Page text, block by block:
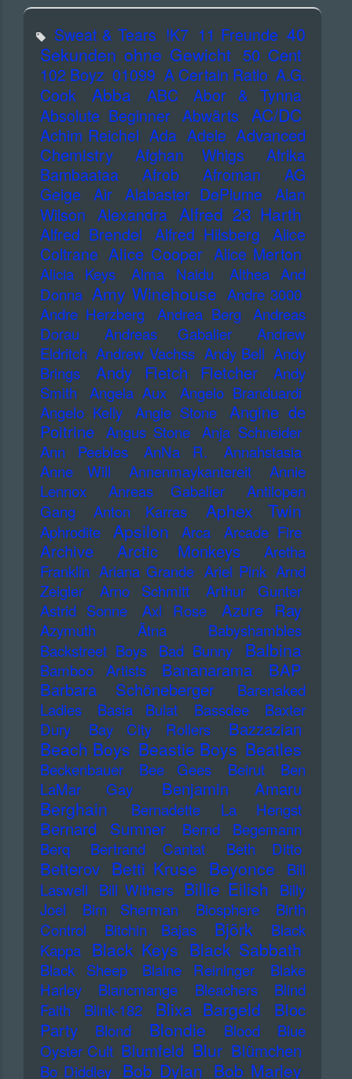
Sweat & Tears !K7 11 Freunde 40
Sekunden ohne Gewicht 50 Cent
102 Boyz 01099 A Certain Ratio A.G.
Cook
Abba ABC
Abor & Tynna
Absolute Beginner Abwärts AC/DC
Achim Reichel Ada Adele Advanced
Chemistry
Afghan Whigs
Afrika
Bambaataa
Afrob Afroman
AG
Geige
Air Alabaster DePlume
Alan
Wilson Alexandra Alfred 23 Harth
Alfred Brendel Alfred Hilsberg
Alice
Coltrane Alice Cooper Alice Merton
Alicia Keys Alma Naidu
Althea And
Donna Amy Winehouse Andre 3000
Andre Herzberg
Andrea Berg
Andreas
Dorau
Andreas Gabalier
Andrew
Eldritch Andrew Vachss Andy Bell Andy
Brings
Andy Fletch Fletcher
Andy
Smith
Angela Aux
Angelo Branduardi
Angelo Kelly
Angie Stone
Angine de
Poitrine Angus Stone Anja Schneider
Ann Peebles
AnNa R.
Annahstasia
Anne Will
Annenmaykantereit
Annie
Lennox
Anreas Gabalier
Antilopen
Gang
Anton Karras Aphex Twin
Aphrodite Apsilon Arca Arcade Fire
Archive Arctic Monkeys
Aretha
Franklin Ariana Grande Ariel Pink Arnd
Zeigler
Arno Schmitt
Arthur Gunter
Astrid Sonne
Axl Rose Azure Ray
Azymuth Ätna
Babyshambles
Backstreet Boys
Bad Bunny Balbina
Bamboo Artists Bananarama
BAP
Barbara Schöneberger
Barenaked
Ladies
Basia Bulat Bassdee
Baxter
Dury
Bay City Rollers Bazzazian
Beach Boys Beastie Boys Beatles
Beckenbauer Bee Gees Beirut
Ben
LaMar Gay
Benjamin Amaru
Berghain Bernadette La Hengst
Bernard Sumner
Bernd Begemann
Berq
Bertrand Cantat Beth Ditto
Betterov Betti Kruse Beyonce
Bill
Laswell
Bill Withers Billie Eilish
Billy
Joel
Bim Sherman Biosphere
Birth
Control
Bitchin Bajas Björk
Black
Kappa Black Keys Black Sabbath
Black Sheep Blaine Reininger
Blake
Harley
Blancmange Bleachers
Blind
Faith
Blink-182 Blixa Bargeld
Bloc
Party
Blond Blondie Blood
Blue
Oyster Cult Blumfeld Blur Blümchen
Bo Diddley Bob Dylan Bob Marley